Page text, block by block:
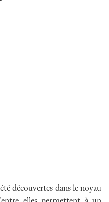
découvertes dans le noyau